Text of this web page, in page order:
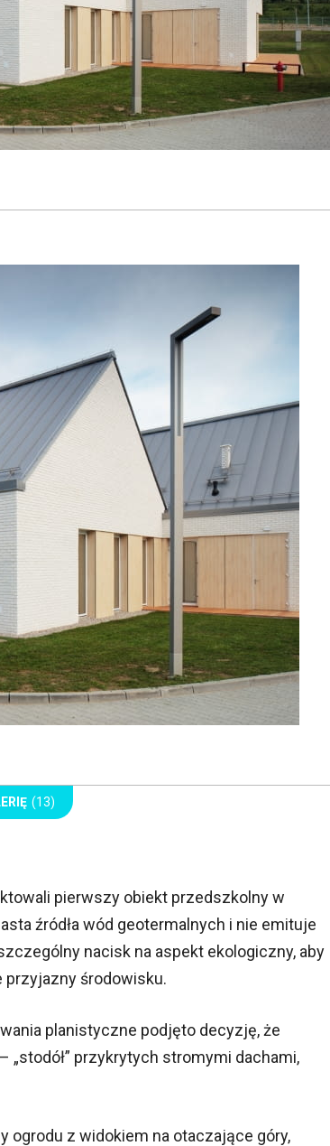
(13)
pierwszy obiekt przedszkolny w
źródła wód geotermalnych i nie emituje
nacisk na aspekt ekologiczny, aby
przyjazny środowisku.
planistyczne podjęto decyzję, że
„stodół” przykrytych stromymi dachami,
ogrodu z widokiem na otaczające góry,